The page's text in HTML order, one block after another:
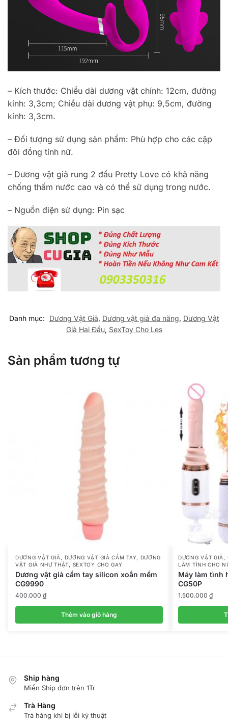
– Kích thước: Chiều dài dương vật chính: 12cm, đường
kính: 3,3cm; Chiều dài dương vật phụ: 9,5cm, đường
kính: 3,3cm.
– Đối tượng sử dụng sản phẩm: Phù hợp cho các cặp
đôi đồng tính nữ.
– Dương vật giả rung 2 đầu Pretty Love có khả năng
chống thấm nước cao và có thể sử dụng trong nước.
– Nguồn điện sử dụng: Pin sạc
Danh mục: Dương Vật Giả, Dương vật giả đa năng, Dương Vật
Giả Hai Đầu, SexToy Cho Les
Sản phẩm tương tự
DƯƠNG VẬT GIẢ , DƯƠNG VẬT GIẢ CẦM TAY, DƯƠNG
VẬT GIẢ NHƯ THẬT, SEXTOY CHO GAY
Dương vật giả cầm tay silicon xoắn mềm
CG9990
400.000 ₫
Thêm vào giỏ hàng
DƯƠNG VẬT GIẢ ,
LÀM TÌNH CHO
Máy làm tình
CG50P
1.500.000 ₫
Ship hàng
Miển Ship đơn trên 1Tr
Trà Hàng
Trả hàng khi bị lỗi kỷ thuật